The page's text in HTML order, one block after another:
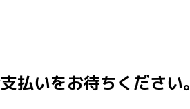
いをお待ちください。